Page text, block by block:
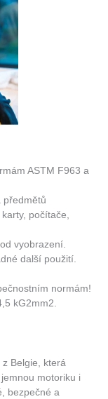
ASTM F963 a
předmětů
počítače,
vyobrazení.
další použití.
normám!
kG2mm2.
Belgie, která
motoriku i
bezpečné a